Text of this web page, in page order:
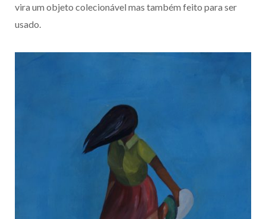
vira um objeto colecionável mas também feito para ser
usado.